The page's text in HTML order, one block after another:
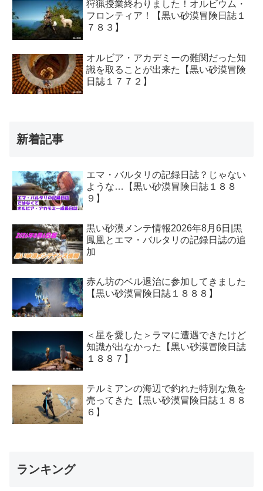
狩猟授業終わりました！オルビウム・
フロンティア！【黒い砂漠冒険日誌１
７８３】
オルビア・アカデミーの難関だった知
識を取ることが出来た【黒い砂漠冒険
日誌１７７２】
新着記事
エマ・バルタリの記録日誌？じゃない
ような…【黒い砂漠冒険日誌１８８
９】
黒い砂漠メンテ情報2026年8月6日|黒
鳳凰とエマ・バルタリの記録日誌の追
加
赤ん坊のベル退治に参加してきました
【黒い砂漠冒険日誌１８８８】
＜星を愛した＞ラマに遭遇できたけど
知識が出なかった【黒い砂漠冒険日誌
１８８７】
テルミアンの海辺で釣れた特別な魚を
売ってきた【黒い砂漠冒険日誌１８８
６】
ランキング